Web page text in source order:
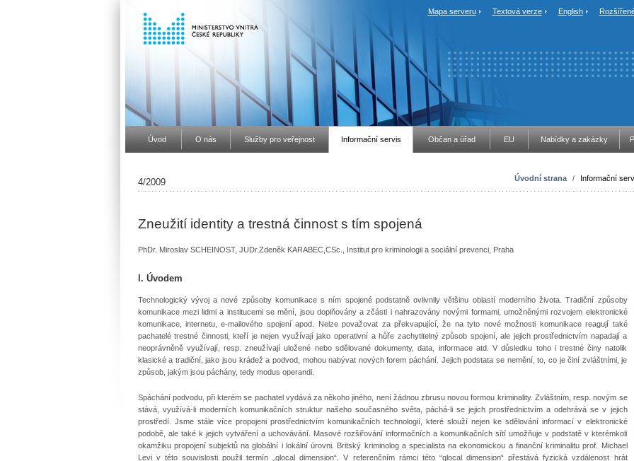
Mapa serveru Textová verze English
Úvod O nás Služby pro veřejnost Informační servis Občan a úřad EU Nabídky a zakázky
Úvodní strana / Informační
4/2009
Zneužití identity a trestná činnost s tím spojená
PhDr. Miroslav SCHEINOST, JUDr.Zdeněk KARABEC,CSc., Institut pro kriminologii a sociální prevenci, Praha
l. Úvodem
Technologický vývoj a nové způsoby komunikace s ním spojené podstatně ovlivnily většinu oblastí moderního života. Tradiční způsoby
komunikace mezi lidmi a institucemi se mění, jsou doplňovány a zčásti i nahrazovány novými formami, umožněnými rozvojem elektronické
komunikace, internetu, e-mailového spojení apod. Nelze považovat za překvapující, že na tyto nové možnosti komunikace reagují také
pachatelé trestné činnosti, kteří je nejen využívají jako operativní a hůře zachytitelný způsob spojení, ale jejich prostřednictvím napadají a
neoprávněně využívají, resp. zneužívají uložené nebo sdělované dokumenty, data, informace atd. V důsledku toho i trestné činy natolik
klasické a tradiční, jako jsou krádež a podvod, mohou nabývat nových forem páchání. Jejich podstata se nemění, to, co je činí zvláštními, je
způsob, jakým jsou páchány, tedy modus operandi.
Spáchání podvodu, při kterém se pachatel vydává za někoho jiného, není žádnou zbrusu novou formou kriminality. Zvláštním, resp. novým se
stává, využívá-li moderních komunikačních struktur našeho současného světa, páchá-li se jejich prostřednictvím a odehrává se v jejich
prostředí. Jsme stále více propojeni prostřednictvím komunikačních technologií, které slouží nejen ke sdělování informací v elektronické
podobě, ale také k jejich vytváření a uchovávání. Masové rozšiřování informačních a komunikačních sítí umožňuje v podstatě v kterémkoli
okamžiku propojení subjektů na globální i lokální úrovni. Britský kriminolog a specialista na ekonomickou a finanční kriminalitu prof. Michael
Levi v této souvislosti použil termín „glocal dimension“. V referenčním rámci této “glocal dimension“ přestává fyzická vzdálenost hrát